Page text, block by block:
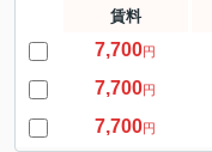
賃料
7,700円
7,700円
7,700円